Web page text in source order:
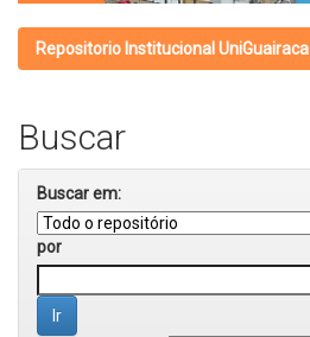
Repositorio Institucional UniGuairaca
Buscar
Buscar em:
por